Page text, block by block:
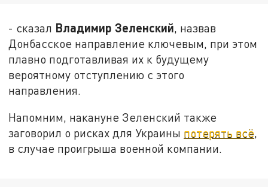
- сказал Владимир Зеленский , назвав
Донбасское направление ключевым, при этом
плавно подготавливая их к будущему
вероятному отступлению с этого
направления.
Напомним, накануне Зеленский также
заговорил о рисках для Украины потерять всё,
в случае проигрыша военной компании.